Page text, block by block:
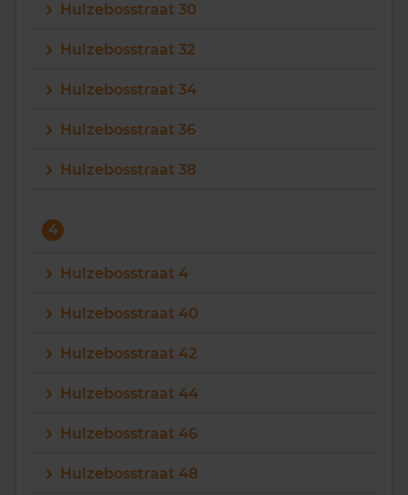
Hulzebosstraat 30
Hulzebosstraat 32
Hulzebosstraat 34
Hulzebosstraat 36
Hulzebosstraat 38
4
Hulzebosstraat 4
Hulzebosstraat 40
Hulzebosstraat 42
Hulzebosstraat 44
Hulzebosstraat 46
Hulzebosstraat 48